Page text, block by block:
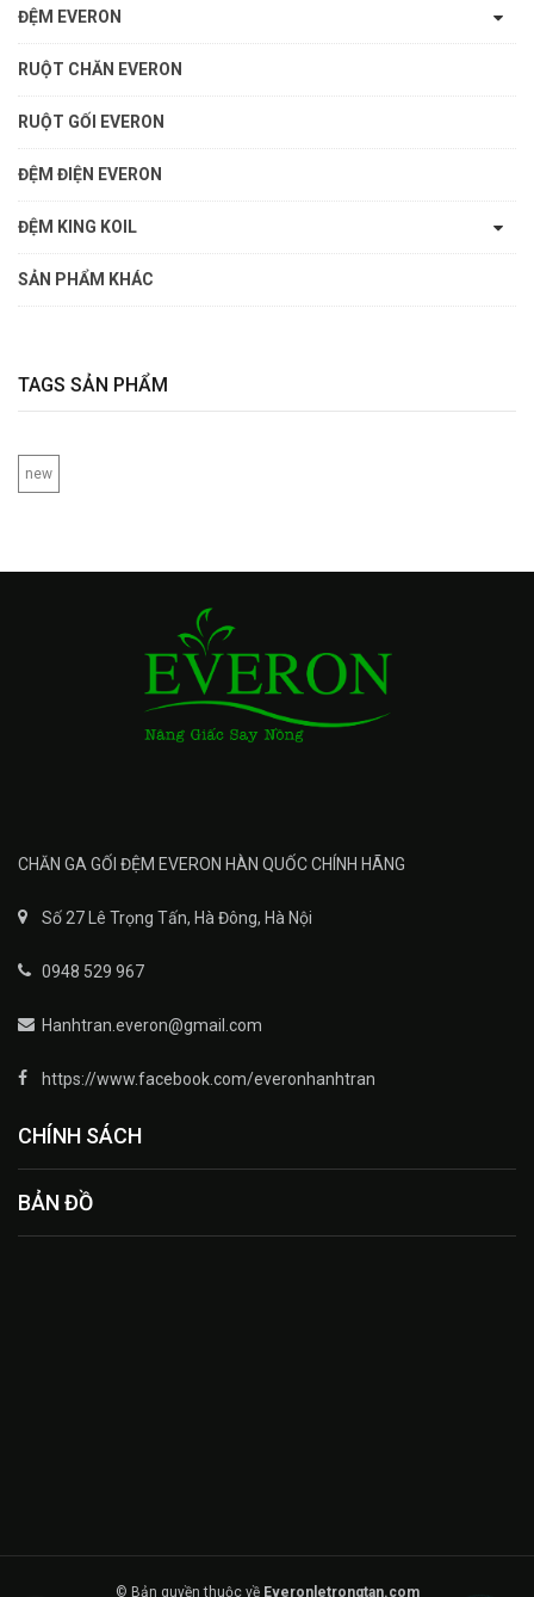
ĐỆM EVERON
RUỘT CHĂN EVERON
RUỘT GỐI EVERON
ĐỆM ĐIỆN EVERON
ĐỆM KING KOIL
SẢN PHẨM KHÁC
TAGS SẢN PHẨM
new
CHĂN GA GỐI ĐỆM EVERON HÀN QUỐC CHÍNH HÃNG
Số 27 Lê Trọng Tấn, Hà Đông, Hà Nội
0948 529 967
Hanhtran.everon@gmail.com
https://www.facebook.com/everonhanhtran
CHÍNH SÁCH
BẢN ĐỒ
© Bản quyền thuộc về Everonletrongtan.com